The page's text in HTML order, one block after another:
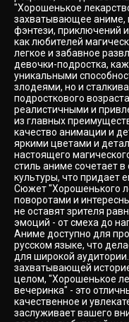
"Хорошенькое
захватывающее аниме,
фэнтези, приключений
как любителей
легкое и забавное
девочки-подростка,
уникальными
злодеями, но и
подросткового
реалистичными и
из главных
качество анимации и
яркими цветами и
настоящего
стиль аниме сочетает
культуры, что придает
Сюжет "Хорошенького
поворотами и
не оставят зрителя
эмоций - от смеха до
Аниме доступно для
русском языке, что
для широкой
захватывающей
целом, "Хорошенькое
вечеринка" - это
качественное и
заслуживает вашего